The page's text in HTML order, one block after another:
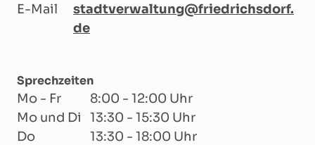
E-Mail
stadtverwaltung@friedrichsdorf.
de
Sprechzeiten
Mo - Fr
8:00 - 12:00 Uhr
Mo und Di
13:30 - 15:30 Uhr
Do
13:30 - 18:00 Uhr